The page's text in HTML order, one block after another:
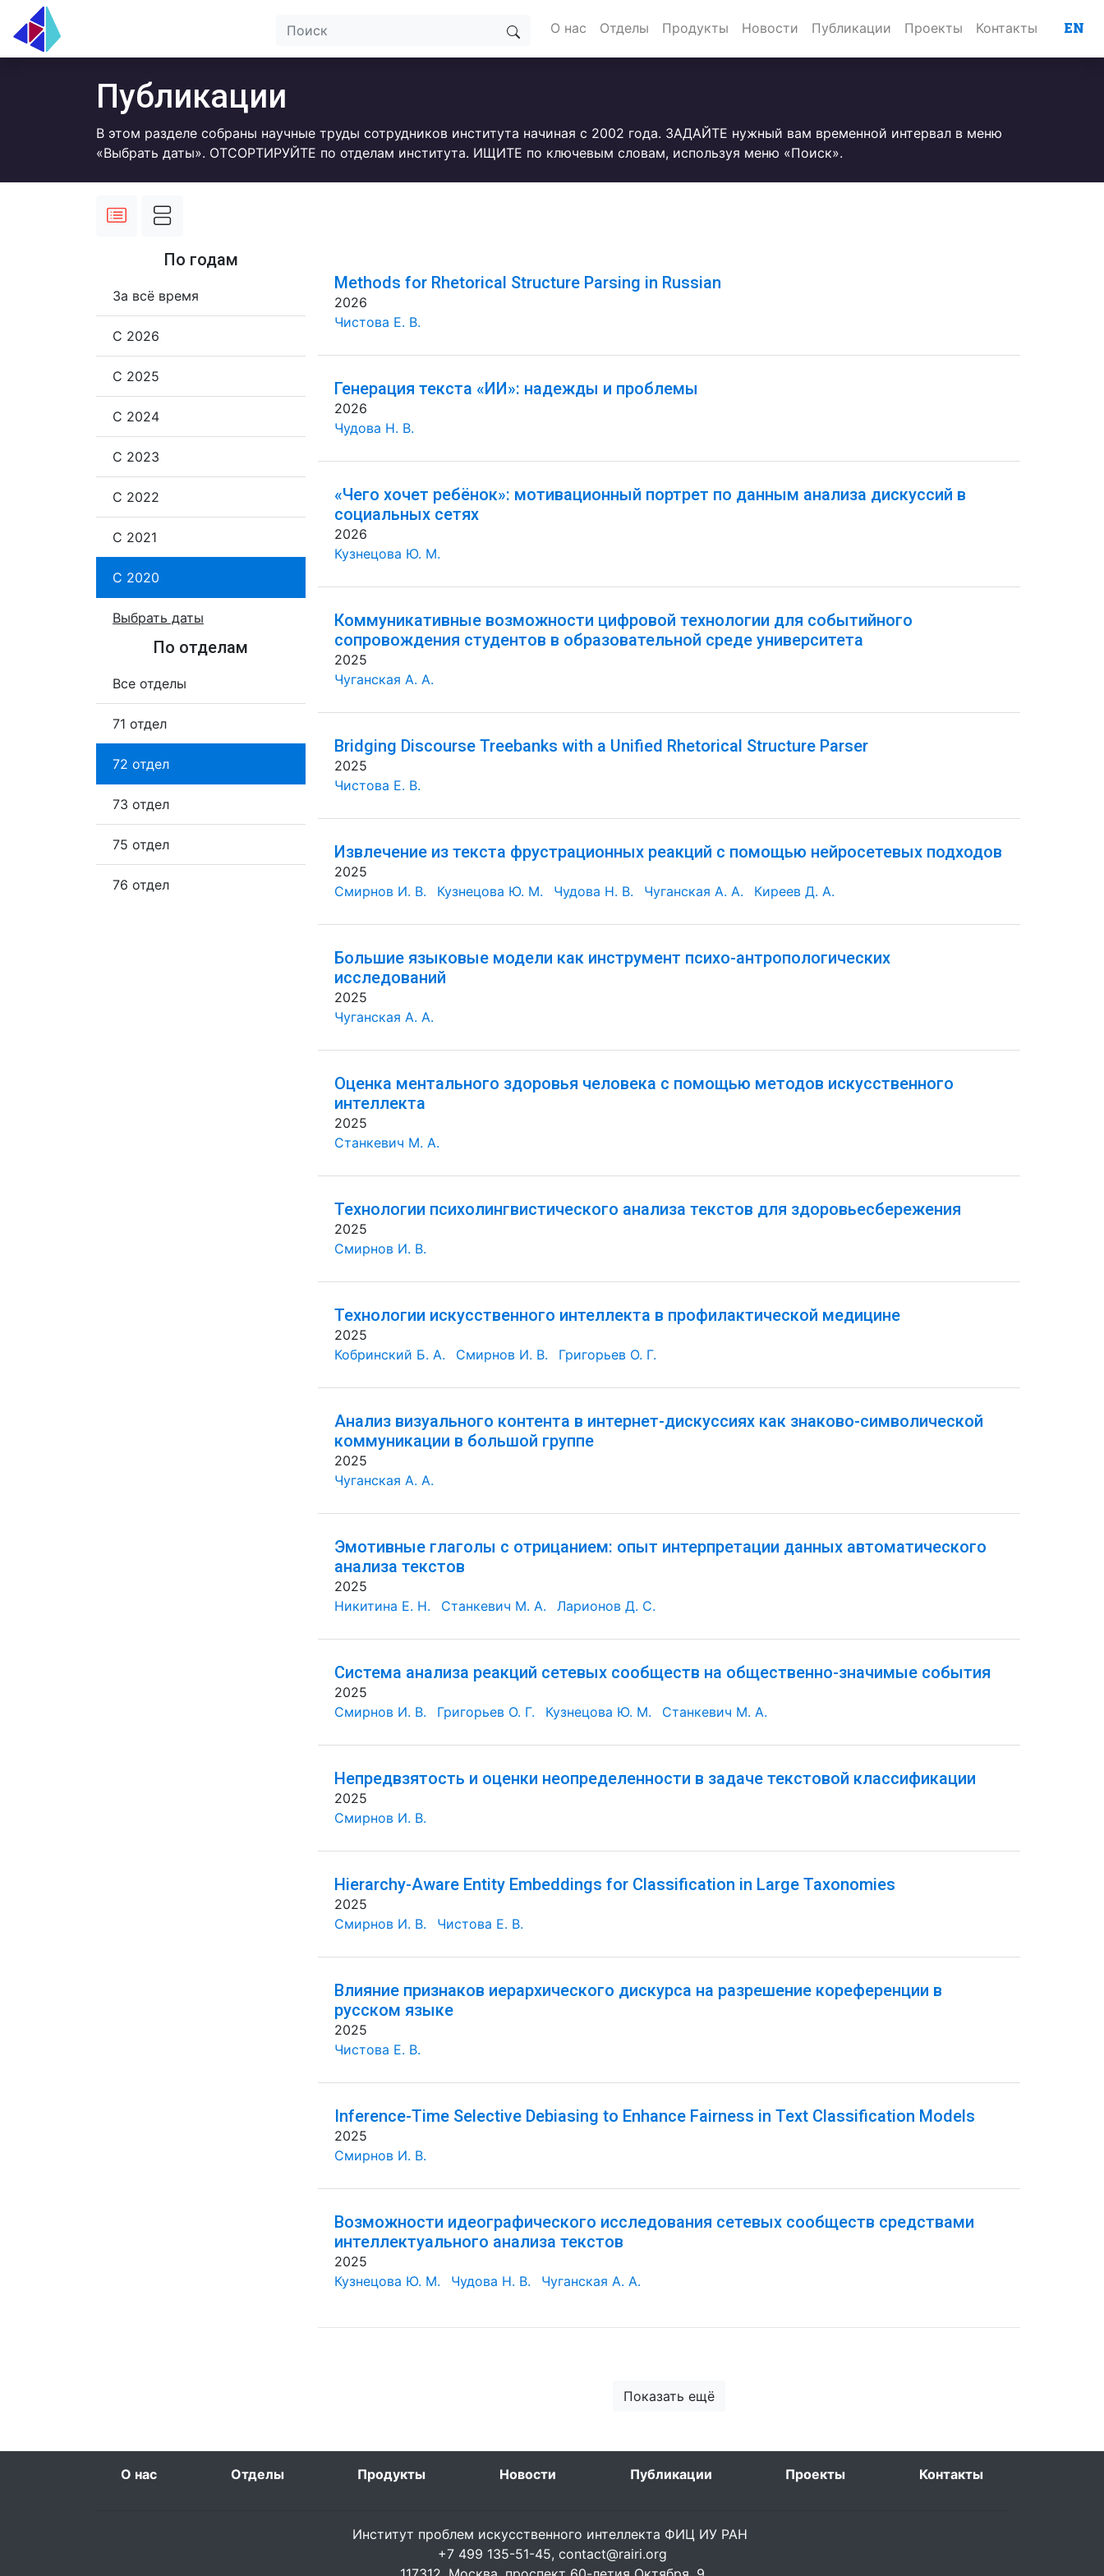
О нас Отделы Продукты Новости Публикации Проекты Контакты EN
Публикации
В этом разделе собраны научные труды сотрудников института начиная с 2002 года. ЗАДАЙТЕ нужный вам временной интервал в меню
«Выбрать даты». ОТСОРТИРУЙТЕ по отделам института. ИЩИТЕ по ключевым словам, используя меню «Поиск».
По годам
За всё время
С 2026
С 2025
С 2024
С 2023
С 2022
С 2021
С 2020
Выбрать даты
По отделам
Все отделы
71 отдел
72 отдел
73 отдел
75 отдел
76 отдел
Methods for Rhetorical Structure Parsing in Russian
2026
Чистова Е. В.
Генерация текста «ИИ»: надежды и проблемы
2026
Чудова Н. В.
«Чего хочет ребёнок»: мотивационный портрет по данным анализа дискуссий в
социальных сетях
2026
Кузнецова Ю. М.
Коммуникативные возможности цифровой технологии для событийного
сопровождения студентов в образовательной среде университета
2025
Чуганская А. А.
Bridging Discourse Treebanks with a Unified Rhetorical Structure Parser
2025
Чистова Е. В.
Извлечение из текста фрустрационных реакций с помощью нейросетевых подходов
2025
Смирнов И. В.
Кузнецова Ю. М. Чудова Н. В. Чуганская А. А. Киреев Д. А.
Большие языковые модели как инструмент психо-антропологических
исследований
2025
Чуганская А. А.
Оценка ментального здоровья человека с помощью методов искусственного
интеллекта
2025
Станкевич М. А.
Технологии психолингвистического анализа текстов для здоровьесбережения
2025
Смирнов И. В.
Технологии искусственного интеллекта в профилактической медицине
2025
Кобринский Б. А.
Смирнов И. В. Григорьев О. Г.
Анализ визуального контента в интернет-дискуссиях как знаково-символической
коммуникации в большой группе
2025
Чуганская А. А.
Эмотивные глаголы с отрицанием: опыт интерпретации данных автоматического
анализа текстов
2025
Никитина Е. Н.
Станкевич М. А. Ларионов Д. С.
Система анализа реакций сетевых сообществ на общественно-значимые события
2025
Смирнов И. В.
Григорьев О. Г. Кузнецова Ю. М. Станкевич М. А.
Непредвзятость и оценки неопределенности в задаче текстовой классификации
2025
Смирнов И. В.
Hierarchy-Aware Entity Embeddings for Classification in Large Taxonomies
2025
Смирнов И. В.
Чистова Е. В.
Влияние признаков иерархического дискурса на разрешение кореференции в
русском языке
2025
Чистова Е. В.
Inference-Time Selective Debiasing to Enhance Fairness in Text Classification Models
2025
Смирнов И. В.
Возможности идеографического исследования сетевых сообществ средствами
интеллектуального анализа текстов
2025
Кузнецова Ю. М.
Чудова Н. В. Чуганская А. А.
Показать ещё
О нас Отделы Продукты Новости Публикации Проекты Контакты
Институт проблем искусственного интеллекта ФИЦ ИУ РАН
+7 499 135-51-45, contact@rairi.org